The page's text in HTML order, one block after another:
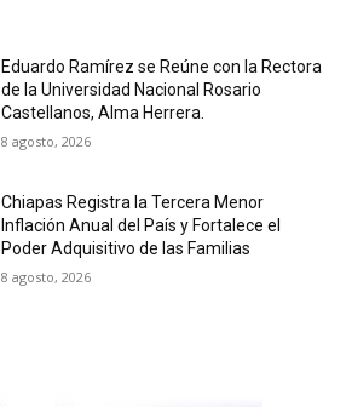
Eduardo Ramírez se Reúne con la Rectora
de la Universidad Nacional Rosario
Castellanos, Alma Herrera.
8 agosto, 2026
Chiapas Registra la Tercera Menor
Inflación Anual del País y Fortalece el
Poder Adquisitivo de las Familias
8 agosto, 2026